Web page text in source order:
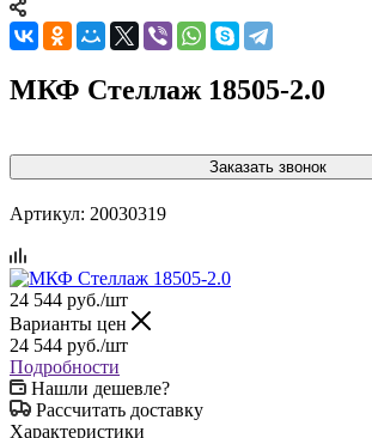
МКФ Стеллаж 18505-2.0
Заказать звонок
Артикул: 20030319
24 544 руб./шт
Варианты цен
24 544 руб./шт
Подробности
Нашли дешевле?
Рассчитать доставку
Характеристики